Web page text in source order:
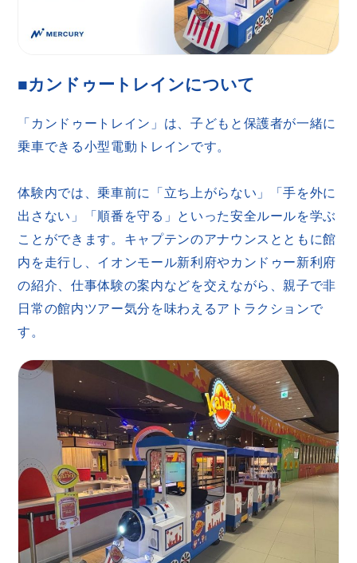
■カンドゥートレインについて
「カンドゥートレイン」は、子どもと保護者が一緒に
乗車できる小型電動トレインです。
体験内では、乗車前に「立ち上がらない」「手を外に
出さない」「順番を守る」といった安全ルールを学ぶ
ことができます。キャプテンのアナウンスとともに館
内を走行し、イオンモール新利府やカンドゥー新利府
の紹介、仕事体験の案内などを交えながら、親子で非
日常の館内ツアー気分を味わえるアトラクションで
す。